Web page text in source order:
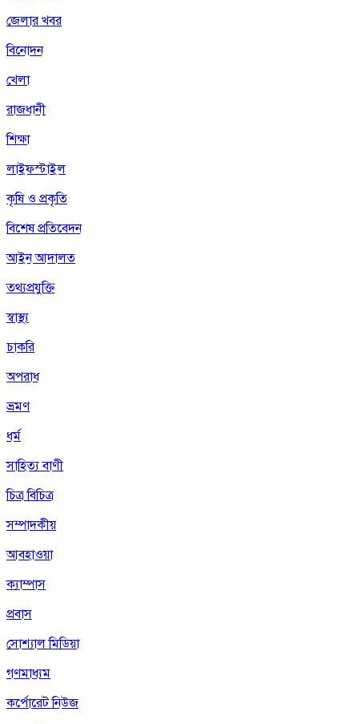
জেলার খবর
বিনোদন
খেলা
রাজধানী
শিক্ষা
লাইফস্টাইল
কৃষি ও প্রকৃতি
বিশেষ প্রতিবেদন
আইন আদালত
তথ্যপ্রযুক্তি
স্বাস্থ্য
চাকরি
অপরাধ
ভ্রমণ
ধর্ম
সাহিত্য বাণী
চিত্র বিচিত্র
সম্পাদকীয়
আবহাওয়া
ক্যাম্পাস
প্রবাস
সোশ্যাল মিডিয়া
গণমাধ্যম
কর্পোরেট নিউজ